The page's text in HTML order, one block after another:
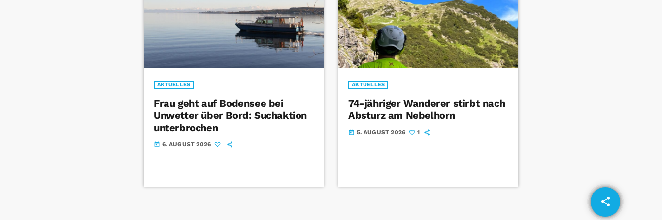
share
email
AKTUELLES
Frau geht auf Bodensee bei
Unwetter über Bord: Suchaktion
unterbrochen
today 6. AUGUST 2026
AKTUELLES
74-jähriger Wanderer stirbt nach
Absturz am Nebelhorn
today 5. AUGUST 2026 1